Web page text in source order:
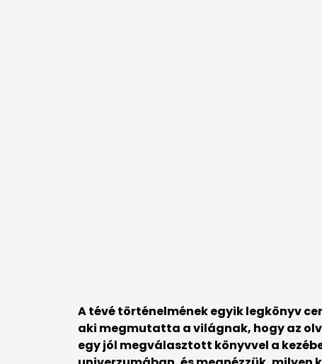
A tévé történelmének egyik legkönyv
aki megmutatta a világnak, hogy az
egy jól megválasztott könyvvel a